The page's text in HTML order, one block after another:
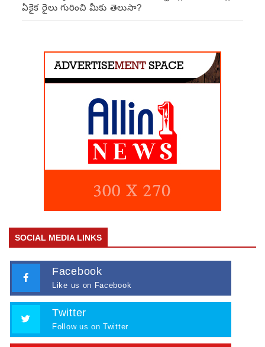
ఏకైక రైలు గురించి మీకు తెలుసా?
SOCIAL MEDIA LINKS
Facebook
Like us on Facebook
Twitter
Follow us on Twitter